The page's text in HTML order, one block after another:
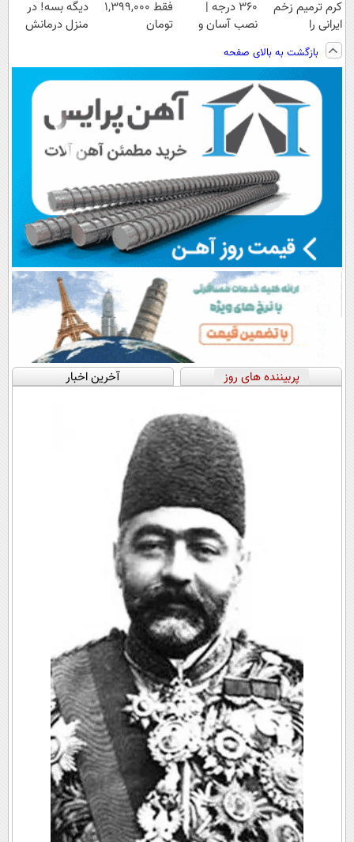
کرم ترمیم زخم
ایرانی را
ساخت!!!
360 درجه |
نصب آسان و
فقط 1,399,000
تومان
دیگه بسه! در
منزل درمانش
بازگشت به بالای صفحه
پربیننده های روز آخرین اخبار